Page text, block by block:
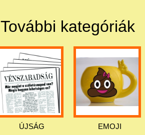
További kategóriák
ÚJSÁG EMOJI